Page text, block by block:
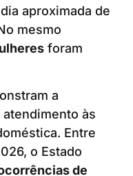
aproximada de
mesmo
foram
a
às
Entre
o Estado
de